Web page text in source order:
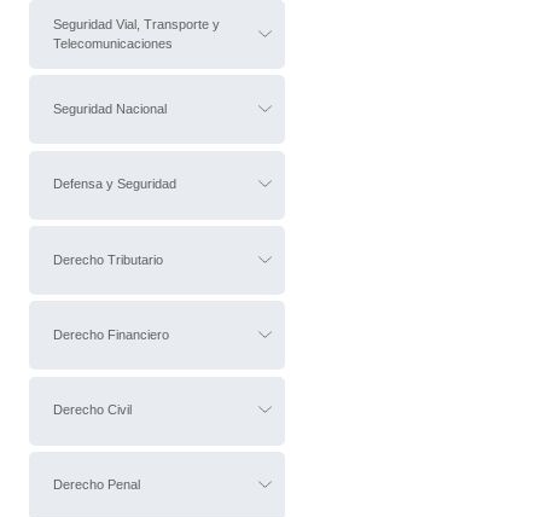
Seguridad Vial, Transporte y
Telecomunicaciones
Seguridad Nacional
Defensa y Seguridad
Derecho Tributario
Derecho Financiero
Derecho Civil
Derecho Penal